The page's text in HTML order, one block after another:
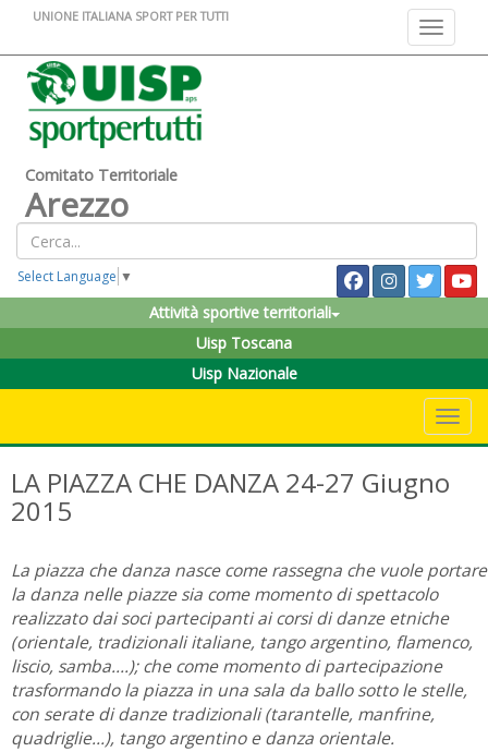
Toggle
UNIONE ITALIANA SPORT PER TUTTI
Comitato Territoriale
Arezzo
Select Language ▼
Attività sportive territoriali
Uisp Toscana
Uisp Nazionale
LA PIAZZA CHE DANZA 24-27 Giugno
2015
La piazza che danza nasce come rassegna che vuole portare
la danza nelle piazze sia come momento di spettacolo
realizzato dai soci partecipanti ai corsi di danze etniche
(orientale, tradizionali italiane, tango argentino, flamenco,
liscio, samba….); che come momento di partecipazione
trasformando la piazza in una sala da ballo sotto le stelle,
con serate di danze tradizionali (tarantelle, manfrine,
quadriglie…), tango argentino e danza orientale.